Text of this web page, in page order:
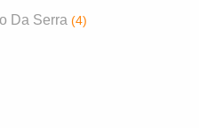
Da Serra (4)